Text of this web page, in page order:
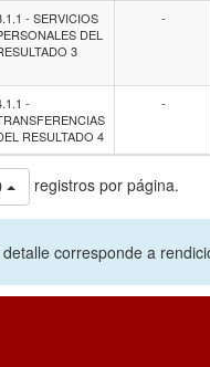
- SERVICIOS
DEL
3
-
-
RESULTADO 4
-
registros por página.
detalle corresponde a